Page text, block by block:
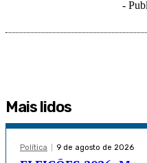
-
Mais lidos
Política 9 de agosto de 2026